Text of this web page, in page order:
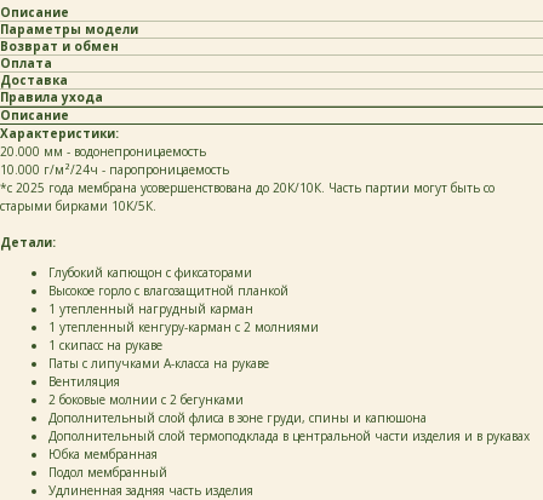
Описание
Параметры модели
Возврат и обмен
Оплата
Доставка
Правила ухода
Описание
Характеристики:
20.000 мм - водонепроницаемость
10.000 г/м²/24ч - паропроницаемость
*c 2025 года мембрана усовершенствована до 20К/10К. Часть партии могут быть со
старыми бирками 10К/5К.
Детали:
Глубокий капющон с фиксаторами
Высокое горло с влагозащитной планкой
1 утепленный нагрудный карман
1 утепленный кенгуру-карман с 2 молниями
1 скипасс на рукаве
Паты с липучками А-класса на рукаве
Вентиляция
2 боковые молнии с 2 бегунками
Дополнительный слой флиса в зоне груди, спины и капюшона
Дополнительный слой термоподклада в центральной части изделия и в рукавах
Юбка мембранная
Подол мембранный
Удлиненная задняя часть изделия